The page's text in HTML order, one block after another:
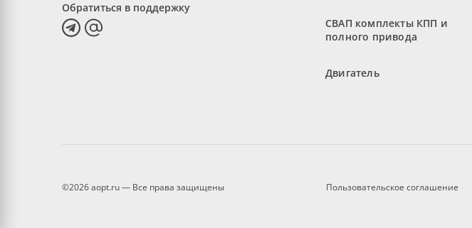
Обратиться в поддержку
СВАП комплекты КПП и
полного привода
Двигатель
©2026 aopt.ru — Все права защищены Пользовательское соглашение